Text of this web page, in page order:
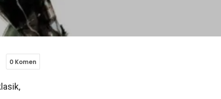
0 Komen